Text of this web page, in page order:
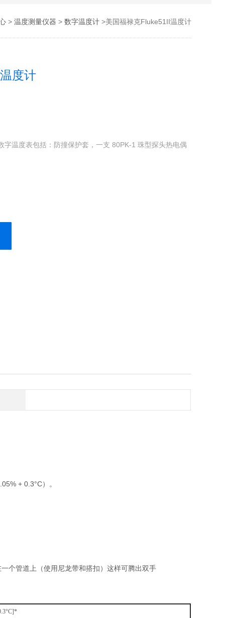
> 温度测量仪器 > 数字温度计>美国福禄克Fluke51II温度计
度计
字温度表包括：防撞保护套，一支 80PK-1 珠型探头热电偶
+ 0.3°C）。
个管道上（使用尼龙带和搭扣）这样可腾出双手